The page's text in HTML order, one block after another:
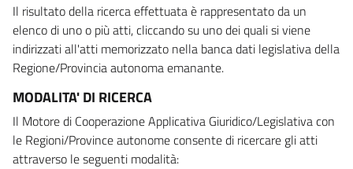
Il risultato della ricerca effettuata è rappresentato da un
elenco di uno o più atti, cliccando su uno dei quali si viene
indirizzati all'atti memorizzato nella banca dati legislativa della
Regione/Provincia autonoma emanante.
MODALITA' DI RICERCA
Il Motore di Cooperazione Applicativa Giuridico/Legislativa con
le Regioni/Province autonome consente di ricercare gli atti
attraverso le seguenti modalità: